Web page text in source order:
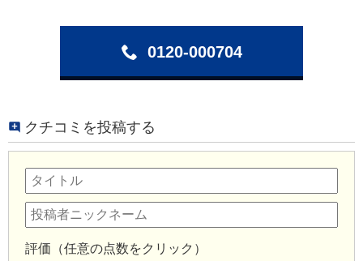
0120-000704
クチコミを投稿する
評価（任意の点数をクリック）